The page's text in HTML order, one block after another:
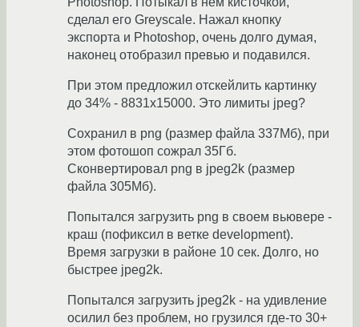
сделал его Greyscale. Нажал кнопку
экспорта и Photoshop, очень долго думая,
наконец отобразил превью и подавился.
При этом предложил отскейлить картинку
до 34% - 8831x15000. Это лимиты jpeg?
Сохранил в png (размер файла 337Мб), при
этом фотошоп сожрал 35Гб.
Сконвертировал png в jpeg2k (размер
файла 305Мб).
Попытался загрузить png в своем вьювере -
краш (пофиксил в ветке development).
Время загрузки в районе 10 сек. Долго, но
быстрее jpeg2k.
Попытался загрузить jpeg2k - на удивление
осилил без проблем, но грузился где-то 30+